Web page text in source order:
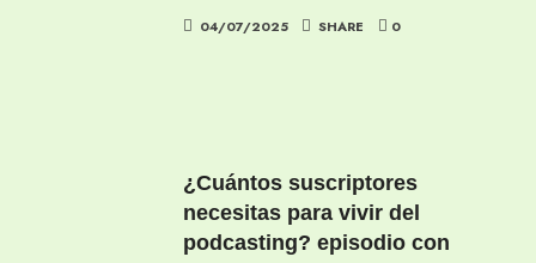
04/07/2025 SHARE 0
¿Cuántos suscriptores
necesitas para vivir del
podcasting? episodio con